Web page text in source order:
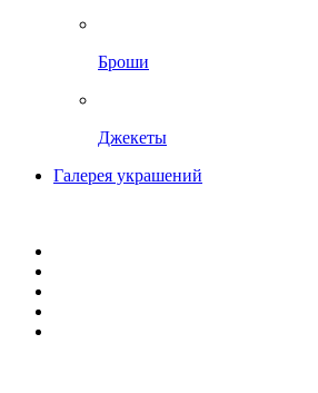
Броши
Джекеты
Галерея украшений